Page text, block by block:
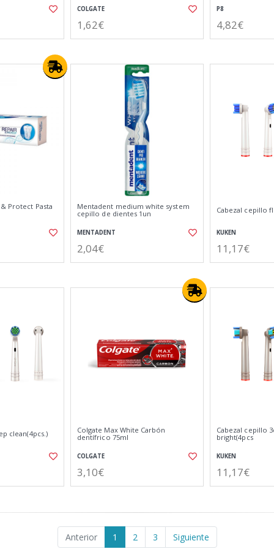
COLGATE
1,62€
P8
4,82€
Protect Pasta
Mentadent medium white system
cepillo de dientes 1un
MENTADENT
2,04€
Cabezal cepillo
KUKEN
11,17€
clean(4pcs.)
Colgate Max White Carbón
dentífrico 75ml
COLGATE
3,10€
Cabezal cepillo
bright(4pcs
KUKEN
11,17€
Anterior 1 2 3 Siguiente